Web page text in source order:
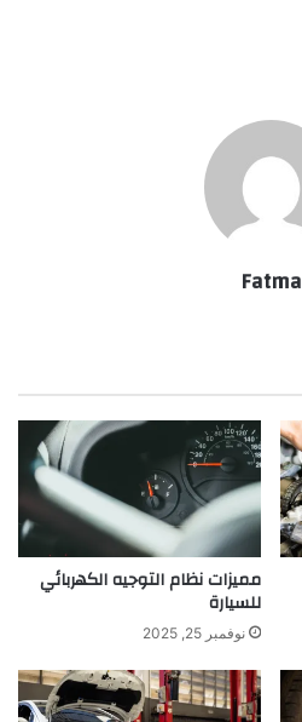
Fatma
مميزات نظام التوجيه الكهربائي
للسيارة
نوفمبر 25, 2025